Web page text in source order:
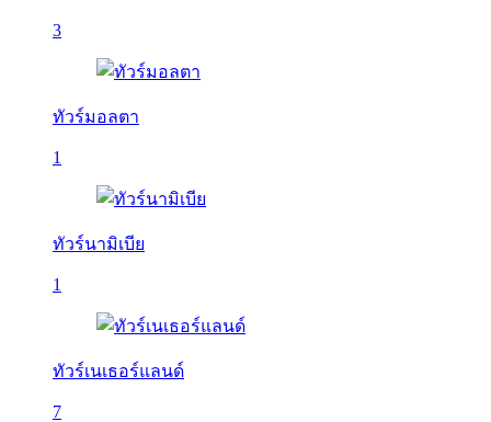
3
ทัวร์มอลตา
1
ทัวร์นามิเบีย
1
ทัวร์เนเธอร์แลนด์
7